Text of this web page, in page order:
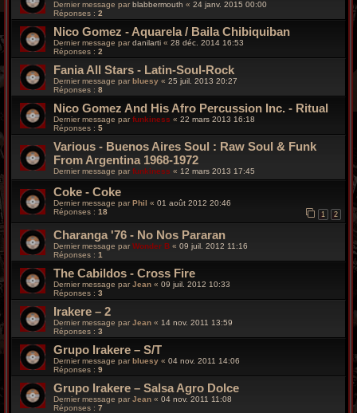
Dernier message par blabbermouth « 24 janv. 2015 00:00
Réponses : 2
Nico Gomez - Aquarela / Baila Chibiquiban
Dernier message pardanilarti « 28 déc. 2014 16:53
Réponses : 2
Fania All Stars ‎- Latin-Soul-Rock
Dernier message par bluesy « 25 juil. 2013 20:27
Réponses : 8
Nico Gomez And His Afro Percussion Inc. - Ritual
Dernier message parfunkiness « 22 mars 2013 16:18
Réponses : 5
Various - Buenos Aires Soul : Raw Soul & Funk
From Argentina 1968-1972
Dernier message par funkiness « 12 mars 2013 17:45
Coke - Coke
Dernier message parPhil « 01 août 2012 20:46
Réponses : 18 1 2
Charanga '76 - No Nos Pararan
Dernier message par Wonder B « 09 juil. 2012 11:16
Réponses : 1
The Cabildos - Cross Fire
Dernier message parJean « 09 juil. 2012 10:33
Réponses : 3
Irakere – 2
Dernier message par Jean « 14 nov. 2011 13:59
Réponses : 3
Grupo Irakere – S/T
Dernier message parbluesy « 04 nov. 2011 14:06
Réponses : 9
Grupo Irakere – Salsa Agro Dolce
Dernier message par Jean « 04 nov. 2011 11:08
Réponses : 7